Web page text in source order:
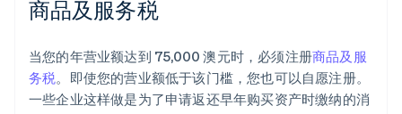
商品及服务税
当您的年营业额达到 75,000 澳元时，必须注册商品及服
务税。即使您的营业额低于该门槛，您也可以自愿注册。
一些企业这样做是为了申请返还早年购买资产时缴纳的消